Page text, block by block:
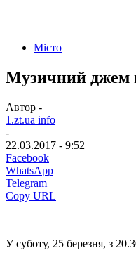
Місто
Музичний джем
Автор -
1.zt.ua info
-
22.03.2017 - 9:52
Facebook
WhatsApp
Telegram
Copy URL
У суботу, 25 березня, з